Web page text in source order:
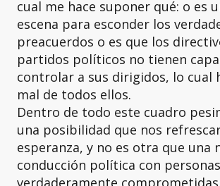
cual me hace suponer qué: o es
escena para esconder los
preacuerdos o es que los
partidos políticos no tienen
controlar a sus dirigidos, lo cual
mal de todos ellos.
Dentro de todo este cuadro
una posibilidad que nos
esperanza, y no es otra que una
conducción política con personas
verdaderamente